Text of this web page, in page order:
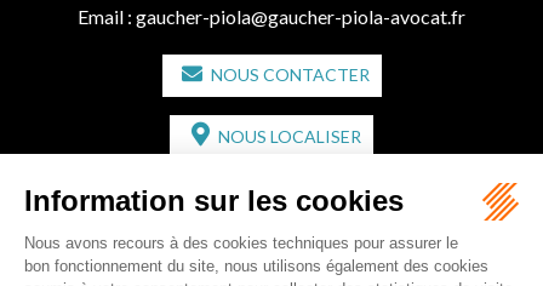
Email : gaucher-piola@gaucher-piola-avocat.fr
NOUS CONTACTER
NOUS LOCALISER
CABINET SECONDAIRE
2 bis Avenue de l'Europe
33350 ST MAGNE-DE-CASTILLON